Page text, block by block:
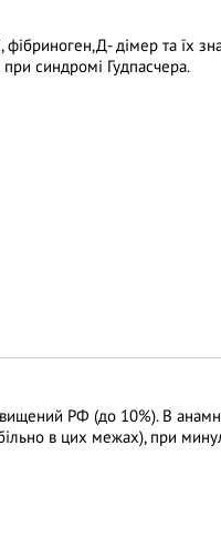
та висловлюйте
і після вебінарів.
дімер та їх
при синдромі Гудпасчера.
РФ (до 10%). В
в цих межах), при